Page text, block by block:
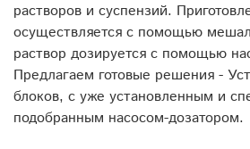
растворов и суспензий.
осуществляется с помощью
раствор дозируется с помощью
Предлагаем готовые решения -
блоков, с уже установленным и
подобранным насосом-дозатором.